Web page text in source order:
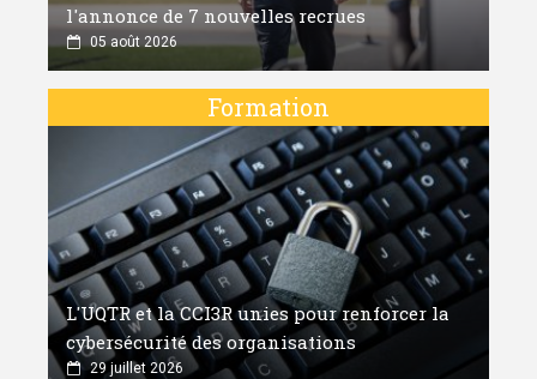
l'annonce de 7 nouvelles recrues
05 août 2026
Formation
L'UQTR et la CCI3R unies pour renforcer la
cybersécurité des organisations
29 juillet 2026